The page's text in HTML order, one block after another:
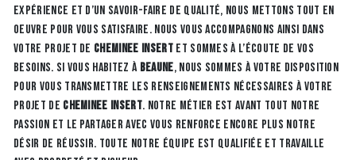
expérience et d’un savoir-faire de qualité, nous mettons tout en
oeuvre pour vous satisfaire. Nous vous accompagnons ainsi dans
votre projet de cheminee insertet sommes à l’écoute de vos
besoins. Si vous habitez à Beaune, nous sommes à votre disposition
pour vous transmettre les renseignements nécessaires à votre
projet de cheminee insert. Notre métier est avant tout notre
passion et le partager avec vous renforce encore plus notre
désir de réussir. Toute notre équipe est qualifiée et travaille